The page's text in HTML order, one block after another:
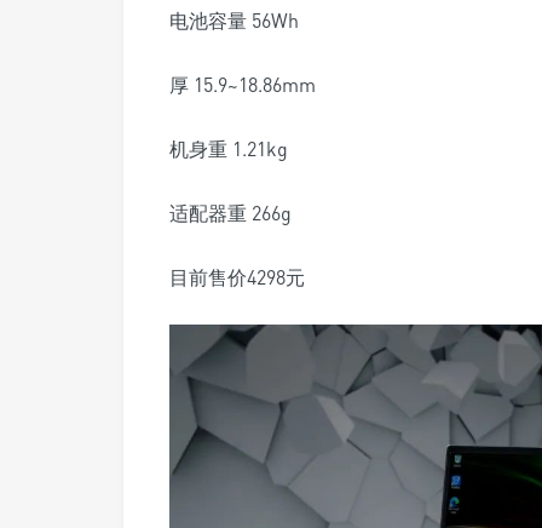
电池容量 56Wh
厚 15.9~18.86mm
机身重 1.21kg
适配器重 266g
目前售价4298元